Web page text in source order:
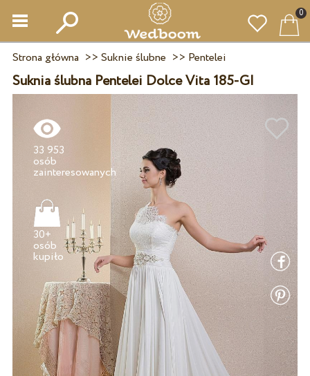
0
Strona główna >> Suknie ślubne >> Pentelei
Suknia ślubna Pentelei Dolce Vita 185-GI
33 953
osób
30+
osób